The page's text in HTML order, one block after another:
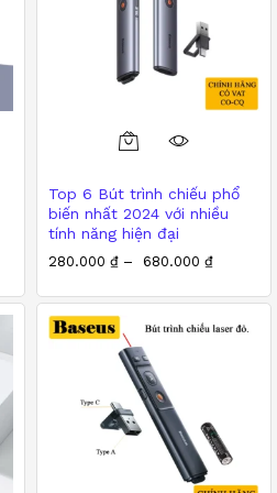
Top 6 Bút trình chiếu phổ
biến nhất 2024 với nhiều
tính năng hiện đại
280.000 ₫ – 680.000 ₫